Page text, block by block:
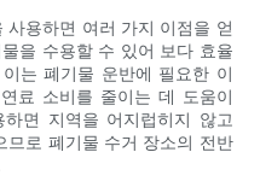
용하면 여러 가지 이점을 얻
을 수용할 수 있어 보다 효율
는 폐기물 운반에 필요한 이
료 소비를 줄이는 데 도움이
면 지역을 어지럽히지 않고
므로 폐기물 수거 장소의 전반